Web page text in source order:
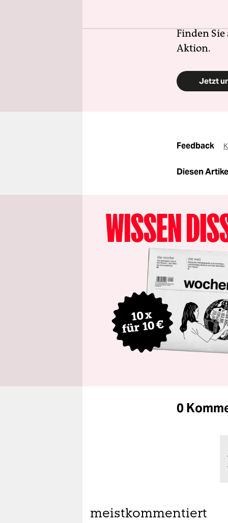
Schutz
Finden
Aktion.
Jetzt
Feedback
Diesen
0
meistkommentiert